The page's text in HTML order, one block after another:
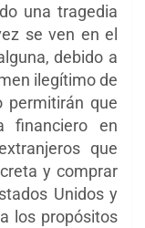
una tragedia
se ven en el
debido a
ilegítimo de
permitirán que
financiero en
que
y comprar
Unidos y
los propósitos